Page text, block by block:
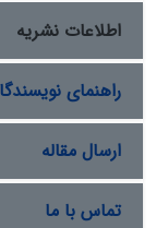
اطلاعات نشریه
راهنمای
ارسال مقاله
تماس با ما